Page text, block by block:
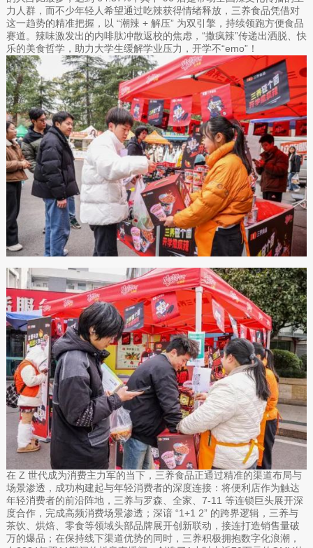
力人群，而不少年轻人希望通过吃辣获得情绪释放，三养食品凭借对
这一趋势的精准把握，以 “潮辣 + 解压” 为双引擎，持续领跑方便食品
赛道。辣味激发出的内啡肽冲散返校的焦虑，“撒疯辣”传递出洒脱、快
乐的美食哲学，助力大学生缓解学业压力，开学不“emo”！
在 Z 世代成为消费主力军的当下，三养食品正通过精准的渠道布局与
场景渗透，成功构建起与年轻消费者的深度连接：将便利店作为触达
年轻消费者的前沿阵地，三养与罗森、全家、7-11 等连锁巨头展开深
度合作，完成高频消费场景渗透；深谙 “1+1 2” 的跨界逻辑，三养与
茶饮、烘焙、零食等领域头部品牌展开创新联动，接连打造销售量破
万的爆品；在保持线下渠道优势的同时，三养积极拥抱数字化浪潮，